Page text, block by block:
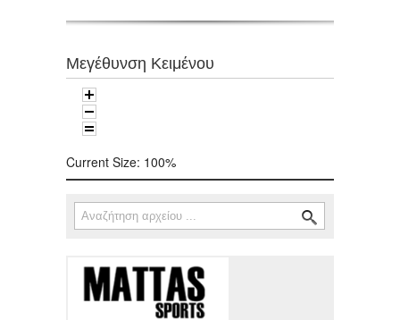
Μεγέθυνση Κειμένου
Current Size: 100%
Φόρμα αναζήτησης
Αναζήτηση